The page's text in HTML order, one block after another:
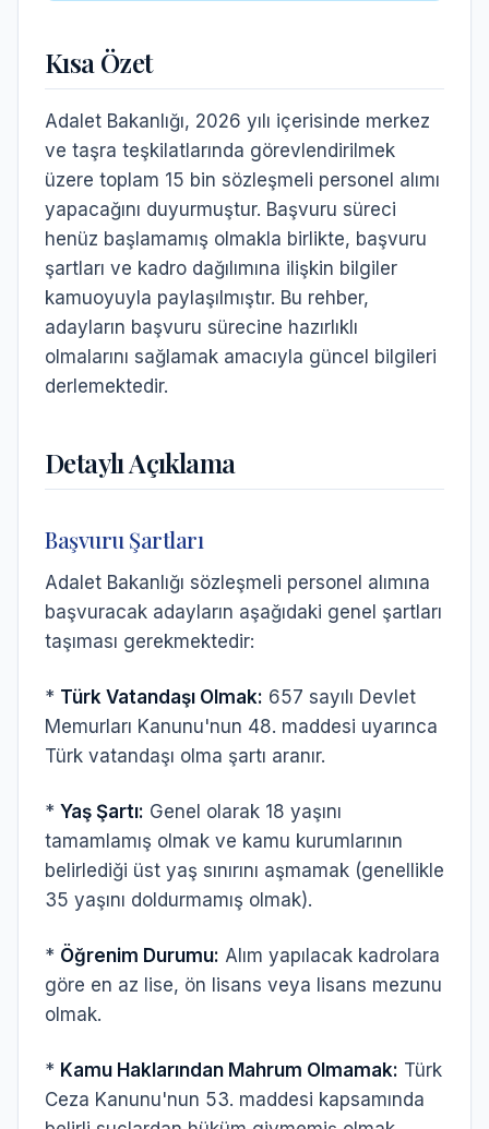
Kısa Özet
Adalet Bakanlığı, 2026 yılı içerisinde merkez
ve taşra teşkilatlarında görevlendirilmek
üzere toplam 15 bin sözleşmeli personel alımı
yapacağını duyurmuştur. Başvuru süreci
henüz başlamamış olmakla birlikte, başvuru
şartları ve kadro dağılımına ilişkin bilgiler
kamuoyuyla paylaşılmıştır. Bu rehber,
adayların başvuru sürecine hazırlıklı
olmalarını sağlamak amacıyla güncel bilgileri
derlemektedir.
Detaylı Açıklama
Başvuru Şartları
Adalet Bakanlığı sözleşmeli personel alımına
başvuracak adayların aşağıdaki genel şartları
taşıması gerekmektedir:
* Türk Vatandaşı Olmak: 657 sayılı Devlet
Memurları Kanunu'nun 48. maddesi uyarınca
Türk vatandaşı olma şartı aranır.
* Yaş Şartı: Genel olarak 18 yaşını
tamamlamış olmak ve kamu kurumlarının
belirlediği üst yaş sınırını aşmamak (genellikle
35 yaşını doldurmamış olmak).
* Öğrenim Durumu: Alım yapılacak kadrolara
göre en az lise, ön lisans veya lisans mezunu
olmak.
* Kamu Haklarından Mahrum Olmamak: Türk
Ceza Kanunu'nun 53. maddesi kapsamında